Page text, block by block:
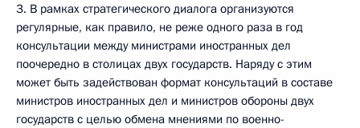
3. В рамках стратегического диалога организуются
регулярные, как правило, не реже одного раза в год
консультации между министрами иностранных дел
поочередно в столицах двух государств. Наряду с этим
может быть задействован формат консультаций в составе
министров иностранных дел и министров обороны двух
государств с целью обмена мнениями по военно-